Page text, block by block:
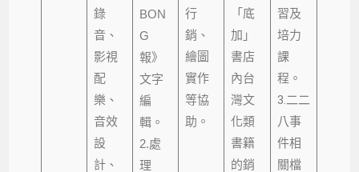
錄
音、
影視
配
樂、
音效
設
計、
BON
G
報》
文字
編
輯。
2.處
理
行
銷、
繪圖
實作
等協
助。
「底
加」
書店
內台
灣文
化類
書籍
的銷
習及
培力
課
程。
3.二二
八事
件相
關檔